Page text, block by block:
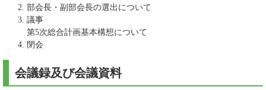
部会長・副部会長の選出について
議事
第5次総合計画基本構想について
閉会
会議録及び会議資料